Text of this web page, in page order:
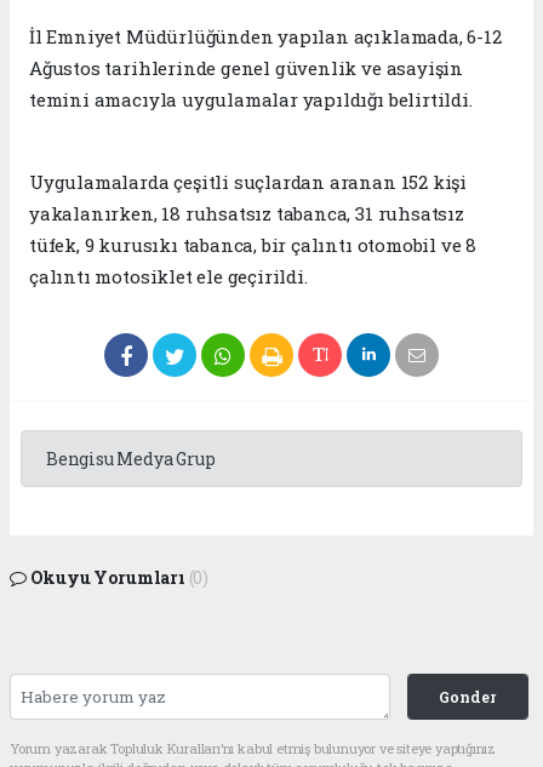
İl Emniyet Müdürlüğünden yapılan açıklamada, 6-12
Ağustos tarihlerinde genel güvenlik ve asayişin
temini amacıyla uygulamalar yapıldığı belirtildi.
Uygulamalarda çeşitli suçlardan aranan 152 kişi
yakalanırken, 18 ruhsatsız tabanca, 31 ruhsatsız
tüfek, 9 kurusıkı tabanca, bir çalıntı otomobil ve 8
çalıntı motosiklet ele geçirildi.
Bengisu Medya Grup
Okuyu Yorumları (0)
Gonder
Yorum yazarak Topluluk Kuralları’nı kabul etmiş bulunuyor ve siteye yaptığınız